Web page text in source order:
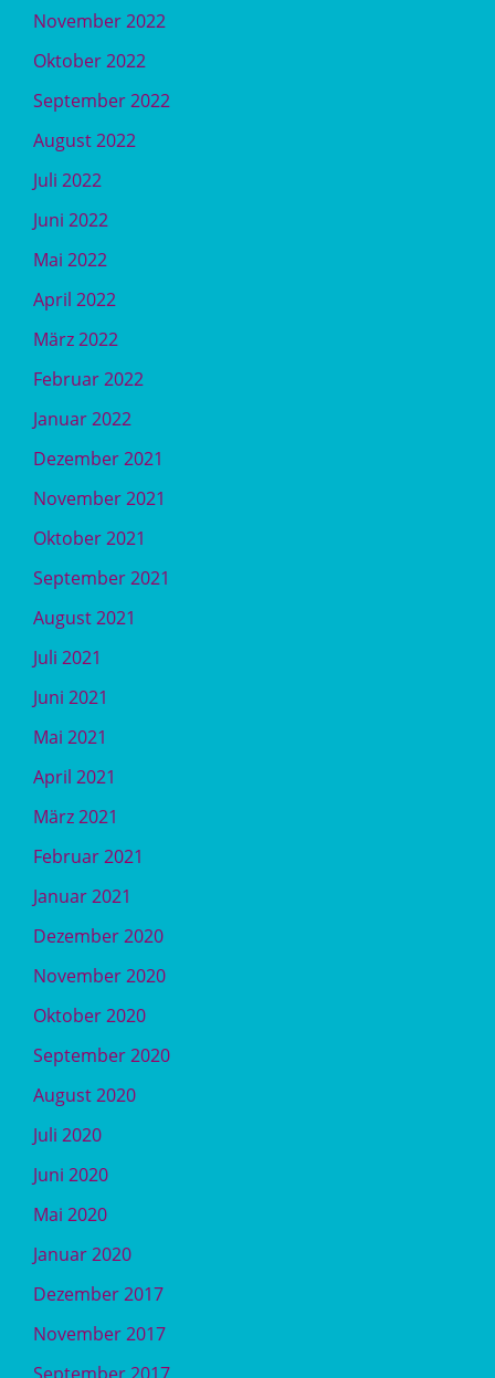
November 2022
Oktober 2022
September 2022
August 2022
Juli 2022
Juni 2022
Mai 2022
April 2022
März 2022
Februar 2022
Januar 2022
Dezember 2021
November 2021
Oktober 2021
September 2021
August 2021
Juli 2021
Juni 2021
Mai 2021
April 2021
März 2021
Februar 2021
Januar 2021
Dezember 2020
November 2020
Oktober 2020
September 2020
August 2020
Juli 2020
Juni 2020
Mai 2020
Januar 2020
Dezember 2017
November 2017